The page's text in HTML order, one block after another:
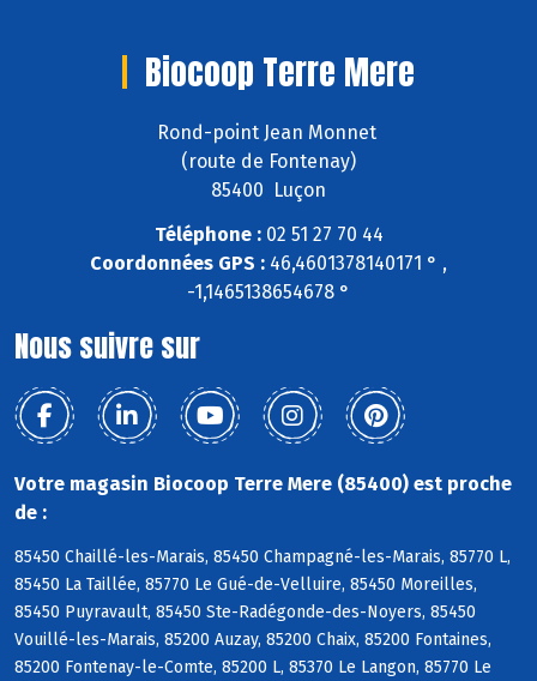
Biocoop Terre Mere
Rond-point Jean Monnet
(route de Fontenay)
85400 Luçon
Téléphone :02 51 27 70 44
Coordonnées GPS : 46,4601378140171 ° ,
-1,1465138654678 °
Nous suivre sur
Votre magasin Biocoop Terre Mere (85400) est proche
de :
85450 Chaillé-les-Marais, 85450 Champagné-les-Marais, 85770 L,
85450 La Taillée, 85770 Le Gué-de-Velluire, 85450 Moreilles,
85450 Puyravault, 85450 Ste-Radégonde-des-Noyers, 85450
Vouillé-les-Marais, 85200 Auzay, 85200 Chaix, 85200 Fontaines,
85200 Fontenay-le-Comte, 85200 L, 85370 Le Langon, 85770 Le